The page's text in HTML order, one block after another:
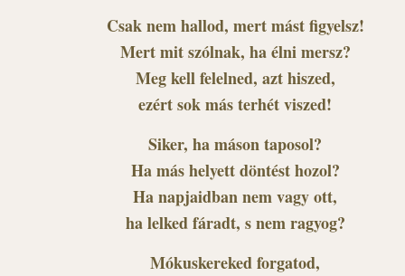
Csak nem hallod, mert mást figyelsz!
Mert mit szólnak, ha élni mersz?
Meg kell felelned, azt hiszed,
ezért sok más terhét viszed!
Siker, ha máson taposol?
Ha más helyett döntést hozol?
Ha napjaidban nem vagy ott,
ha lelked fáradt, s nem ragyog?
Mókuskereked forgatod,